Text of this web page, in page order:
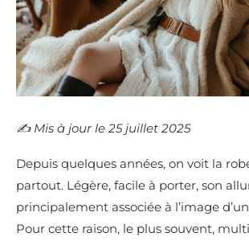
✍️​ Mis à jour le 25 juillet 2025
Depuis quelques années, on voit la
partout. Légère, facile à porter, son
principalement associée à l’image
Pour cette raison, le plus souvent,